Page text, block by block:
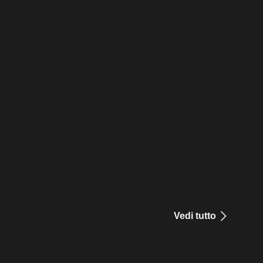
Vedi tutto